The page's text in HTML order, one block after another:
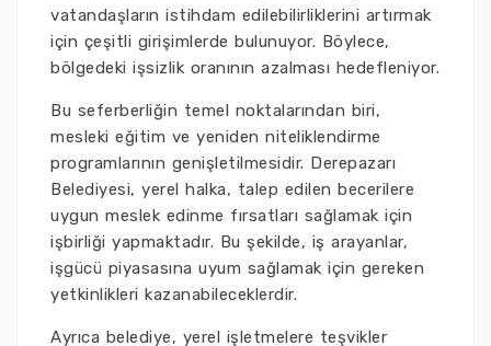
vatandaşların istihdam edilebilirliklerini artırmak
için çeşitli girişimlerde bulunuyor. Böylece,
bölgedeki işsizlik oranının azalması hedefleniyor.
Bu seferberliğin temel noktalarından biri,
mesleki eğitim ve yeniden niteliklendirme
programlarının genişletilmesidir. Derepazarı
Belediyesi, yerel halka, talep edilen becerilere
uygun meslek edinme fırsatları sağlamak için
işbirliği yapmaktadır. Bu şekilde, iş arayanlar,
işgücü piyasasına uyum sağlamak için gereken
yetkinlikleri kazanabileceklerdir.
Ayrıca belediye, yerel işletmelere teşvikler